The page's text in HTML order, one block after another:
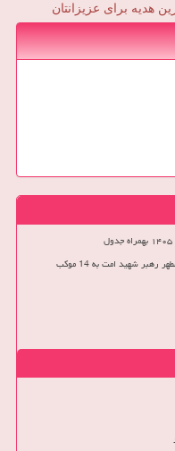
هدیه برای عزیزانتان
شهید امت به 14 موکب